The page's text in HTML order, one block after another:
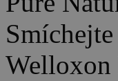
Welloxon